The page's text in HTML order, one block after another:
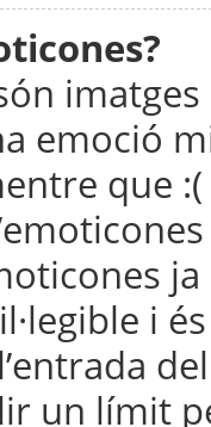
emoció
que
i
un límit